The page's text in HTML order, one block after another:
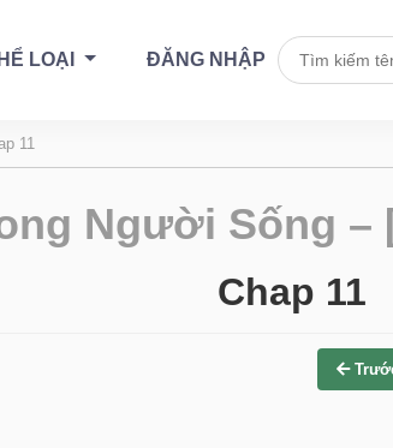
LOẠI ĐĂNG NHẬP
11
Người Sống –
Chap 11